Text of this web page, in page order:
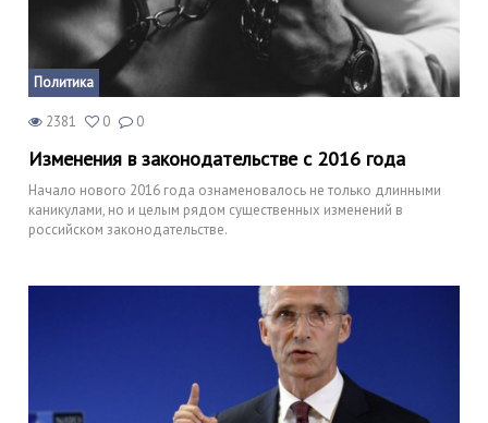
Политика
2381 0 0
Изменения в законодательстве с 2016 года
Начало нового 2016 года ознаменовалось не только длинными
каникулами, но и целым рядом существенных изменений в
российском законодательстве.